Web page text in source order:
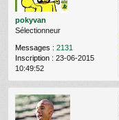
pokyvan
Sélectionneur
Messages : 2131
Inscription : 23-06-2015
10:49:52